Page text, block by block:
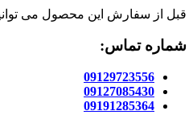
قبل از سفارش این محصول می
شماره تماس:
09129723556
09127085430
09191285364